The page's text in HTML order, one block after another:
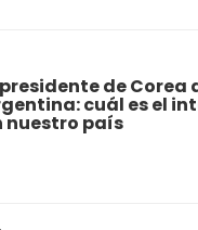
presidente de Corea
cuál es el
nuestro país